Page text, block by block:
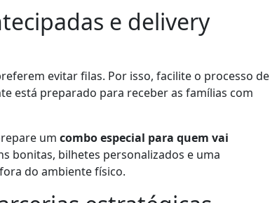
e delivery
evitar filas. Por isso, facilite o processo de
está preparado para receber as famílias com
um combo especial para quem vai
bonitas, bilhetes personalizados e uma
do ambiente físico.